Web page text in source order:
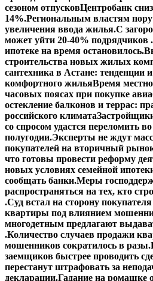
сезоном отпусковЦентробанк
14%.Региональным властям
увеличения ввода жилья.С
может уйти 20-40% подрядчиков .
ипотеке на время остановилось.
строительства новых жилых
сантехника в Астане: тенденции
комфортного жильяВремя
часовых поясах при покупке
остекление балконов и террас:
российского климата
со спросом удастся переломить
полугодии.Эксперты не ждут
покупателей на вторичный
что готовы провести реформу
новых условиях семейной
сообщать банки.Меры
распространяться на тех, кто
.Суд встал на сторону
квартиры под влиянием
многодетным предлагают
.Количество случаев продажи
мошенников сократилось в разы.
заемщиков быстрее проводить
перестанут штрафовать за
декларации.Гадание на ромашке